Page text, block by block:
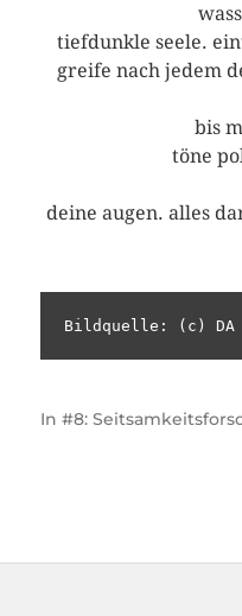
tiefdunkle seele.
greife nach jedem
bis
töne
deine augen. alles
Bildquelle: (c) DA
In #8: